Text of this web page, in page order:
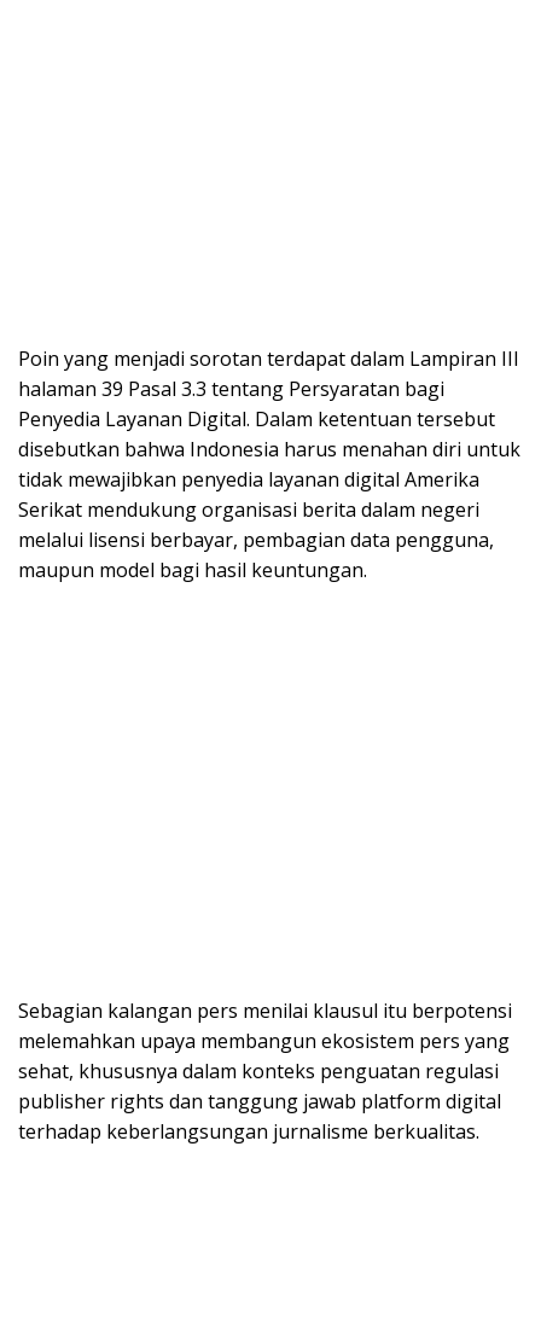
Poin yang menjadi sorotan terdapat dalam Lampiran III
halaman 39 Pasal 3.3 tentang Persyaratan bagi
Penyedia Layanan Digital. Dalam ketentuan tersebut
disebutkan bahwa Indonesia harus menahan diri untuk
tidak mewajibkan penyedia layanan digital Amerika
Serikat mendukung organisasi berita dalam negeri
melalui lisensi berbayar, pembagian data pengguna,
maupun model bagi hasil keuntungan.
Sebagian kalangan pers menilai klausul itu berpotensi
melemahkan upaya membangun ekosistem pers yang
sehat, khususnya dalam konteks penguatan regulasi
publisher rights dan tanggung jawab platform digital
terhadap keberlangsungan jurnalisme berkualitas.